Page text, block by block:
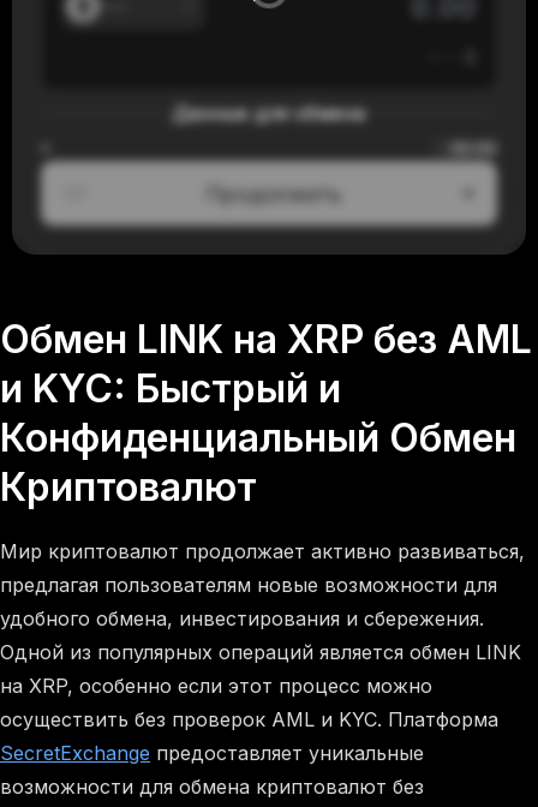
Данные для обмена
Продолжить
Обмен LINK на XRP без AML
и KYC: Быстрый и
Конфиденциальный Обмен
Криптовалют
Мир криптовалют продолжает активно развиваться,
предлагая пользователям новые возможности для
удобного обмена, инвестирования и сбережения.
Одной из популярных операций является обмен LINK
на XRP, особенно если этот процесс можно
осуществить без проверок AML и KYC. Платформа
SecretExchange предоставляет уникальные
возможности для обмена криптовалют без